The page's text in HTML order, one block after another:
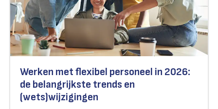
Werken met flexibel personeel in 2026:
de belangrijkste trends en
(wets)wijzigingen